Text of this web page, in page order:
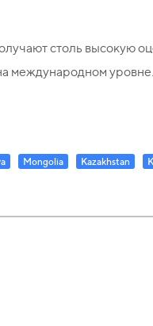
столь высокую
международном уровне.
Mongolia Kazakhstan